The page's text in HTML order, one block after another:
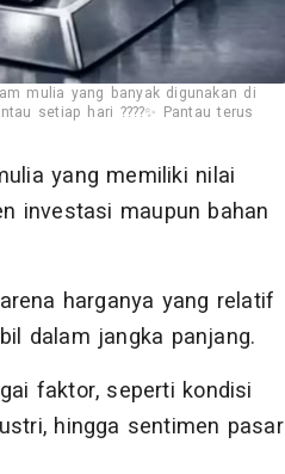
mulia yang banyak digunakan di
setiap hari ????✨ Pantau terus
yang memiliki nilai
investasi maupun bahan
harganya yang relatif
dalam jangka panjang.
faktor, seperti kondisi
hingga sentimen pasar